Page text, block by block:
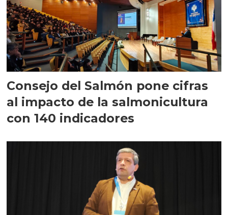
Consejo del Salmón pone cifras
al impacto de la salmonicultura
con 140 indicadores